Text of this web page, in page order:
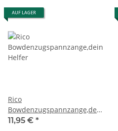
AUF LAGER
Rico
Bowdenzugspannzange,dein
Helfer
11,95 € *